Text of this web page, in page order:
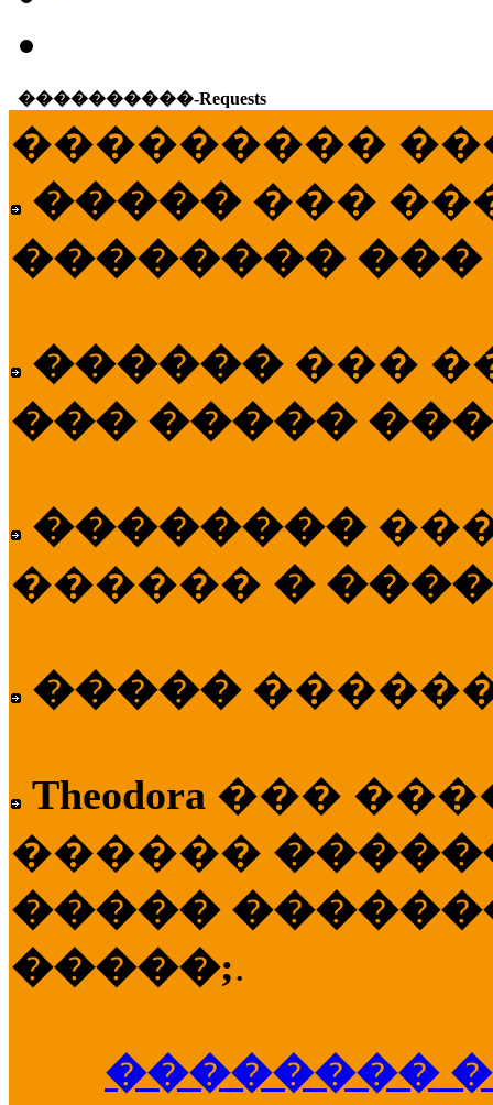
����������-Requests
���������
����� ���
�������� ���
������ ���
��� �����
��������
������ �
�����
Theodora ���
������
�����
�����;.
��������